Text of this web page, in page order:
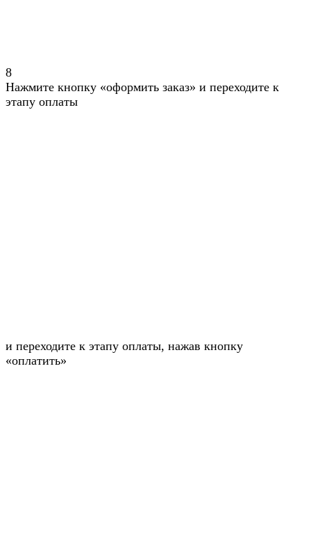
8
Нажмите кнопку «оформить заказ» и переходите к
этапу оплаты
и переходите к этапу оплаты, нажав кнопку
«оплатить»